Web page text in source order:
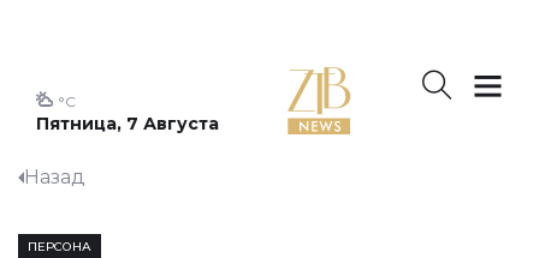
Пятница, 7 Августа
°C
Назад
ПЕРСОНА